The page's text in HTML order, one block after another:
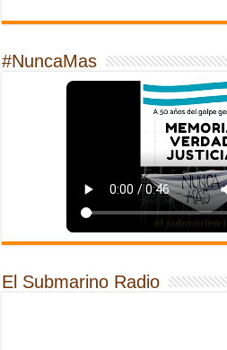
#NuncaMas
El Submarino Radio